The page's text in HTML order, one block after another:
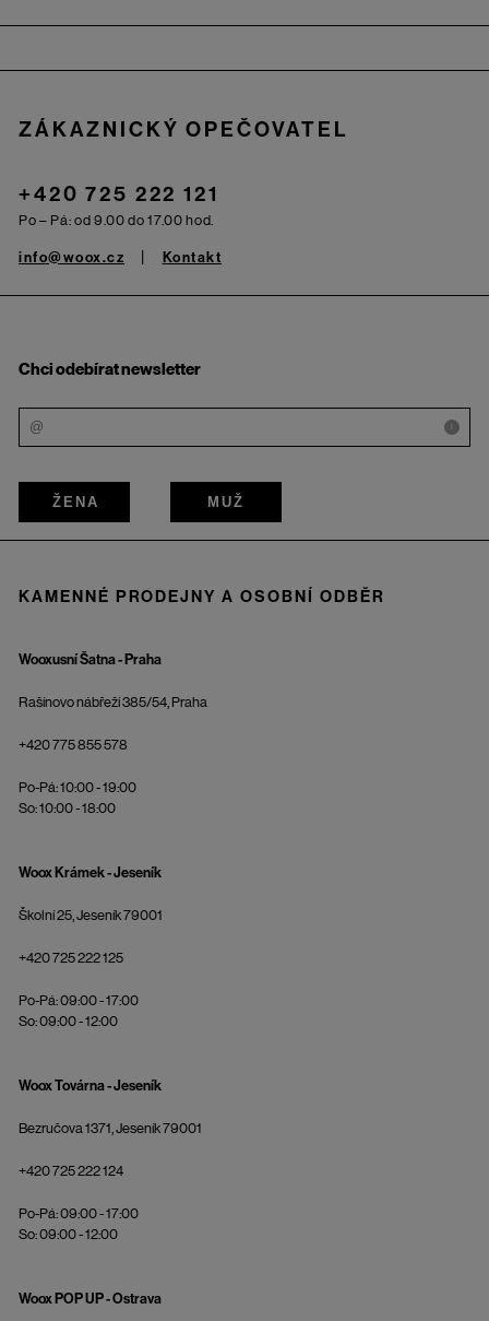
ZÁKAZNICKÝ OPEČOVATEL
+420 725 222 121
Po – Pá: od 9.00 do 17.00 hod.
info@woox.cz Kontakt
Chci odebírat newsletter
i
ŽENA MUŽ
KAMENNÉ PRODEJNY A OSOBNÍ ODBĚR
Wooxusní Šatna - Praha
Rašínovo nábřeží 385/54, Praha
+420 775 855 578
Po-Pá: 10:00 - 19:00
So: 10:00 - 18:00
Woox Krámek - Jeseník
Školní 25, Jeseník 79001
+420 725 222 125
Po-Pá: 09:00 - 17:00
So: 09:00 - 12:00
Woox Továrna - Jeseník
Bezručova 1371, Jeseník 79001
+420 725 222 124
Po-Pá: 09:00 - 17:00
So: 09:00 - 12:00
Woox POP UP - Ostrava